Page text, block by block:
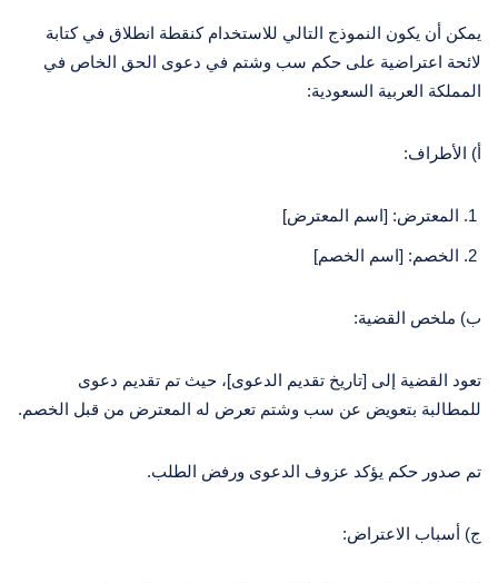
يمكن أن يكون النموذج التالي للاستخدام كنقطة انطلاق في كتابة
لائحة اعتراضية على حكم سب وشتم في دعوى الحق الخاص في
المملكة العربية السعودية:
أ) الأطراف:
المعترض: [اسم المعترض]
الخصم: [اسم الخصم]
ب) ملخص القضية:
تعود القضية إلى [تاريخ تقديم الدعوى]، حيث تم تقديم دعوى
للمطالبة بتعويض عن سب وشتم تعرض له المعترض من قبل الخصم.
تم صدور حكم يؤكد عزوف الدعوى ورفض الطلب.
ج) أسباب الاعتراض: